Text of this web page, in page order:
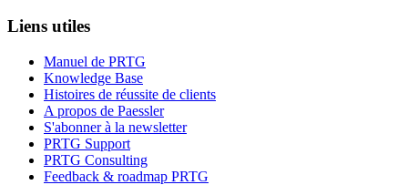
Liens utiles
Manuel de PRTG
Knowledge Base
Histoires de réussite de clients
A propos de Paessler
S'abonner à la newsletter
PRTG Support
PRTG Consulting
Feedback & roadmap PRTG